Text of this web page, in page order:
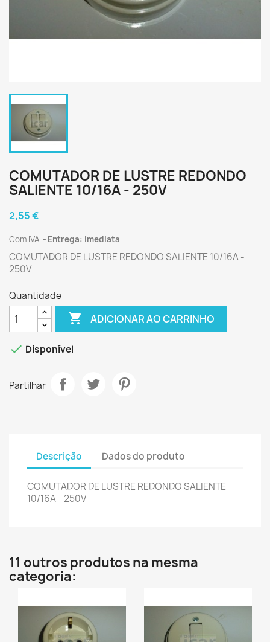
COMUTADOR DE LUSTRE REDONDO
SALIENTE 10/16A - 250V
2,55 €
Com IVA Entrega: imediata
COMUTADOR DE LUSTRE REDONDO SALIENTE 10/16A -
250V
Quantidade
 ADICIONAR AO CARRINHO
 Disponível
Partilhar
Descrição Dados do produto
COMUTADOR DE LUSTRE REDONDO SALIENTE
10/16A - 250V
11 outros produtos na mesma
categoria: